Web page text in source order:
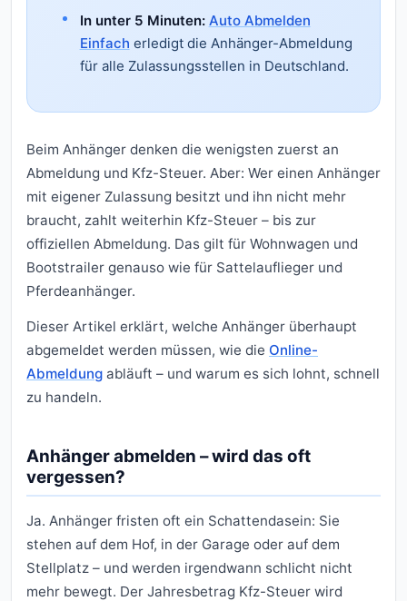
In unter 5 Minuten: Auto Abmelden
Einfach erledigt die Anhänger-Abmeldung
für alle Zulassungsstellen in Deutschland.
Beim Anhänger denken die wenigsten zuerst an
Abmeldung und Kfz-Steuer. Aber: Wer einen Anhänger
mit eigener Zulassung besitzt und ihn nicht mehr
braucht, zahlt weiterhin Kfz-Steuer – bis zur
offiziellen Abmeldung. Das gilt für Wohnwagen und
Bootstrailer genauso wie für Sattelauflieger und
Pferdeanhänger.
Dieser Artikel erklärt, welche Anhänger überhaupt
abgemeldet werden müssen, wie die Online-
Abmeldung abläuft – und warum es sich lohnt, schnell
zu handeln.
Anhänger abmelden – wird das oft
vergessen?
Ja. Anhänger fristen oft ein Schattendasein: Sie
stehen auf dem Hof, in der Garage oder auf dem
Stellplatz – und werden irgendwann schlicht nicht
mehr bewegt. Der Jahresbetrag Kfz-Steuer wird